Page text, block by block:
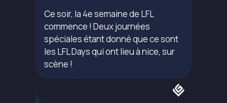
Ce soir, la 4e semaine de LFL
commence ! Deux journées
spéciales étant donné que ce sont
les LFL Days qui ont lieu à nice, sur
scène !